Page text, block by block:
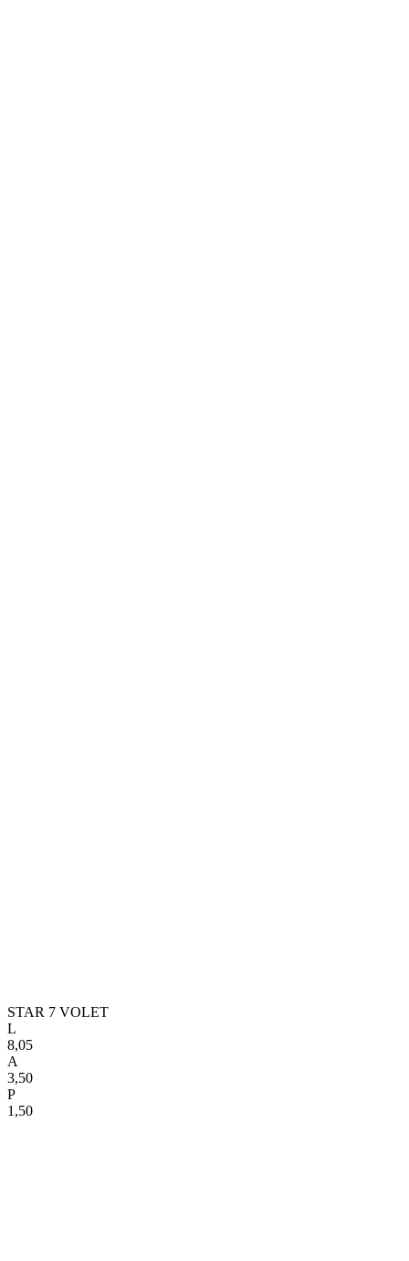
STAR 7 VOLET
L
8,05
A
3,50
P
1,50